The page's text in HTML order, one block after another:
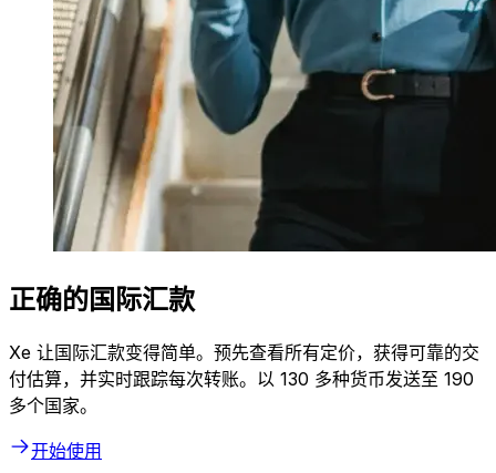
正确的国际汇款
Xe 让国际汇款变得简单。预先查看所有定价，获得可靠的交
付估算，并实时跟踪每次转账。以 130 多种货币发送至 190
多个国家。
开始使用